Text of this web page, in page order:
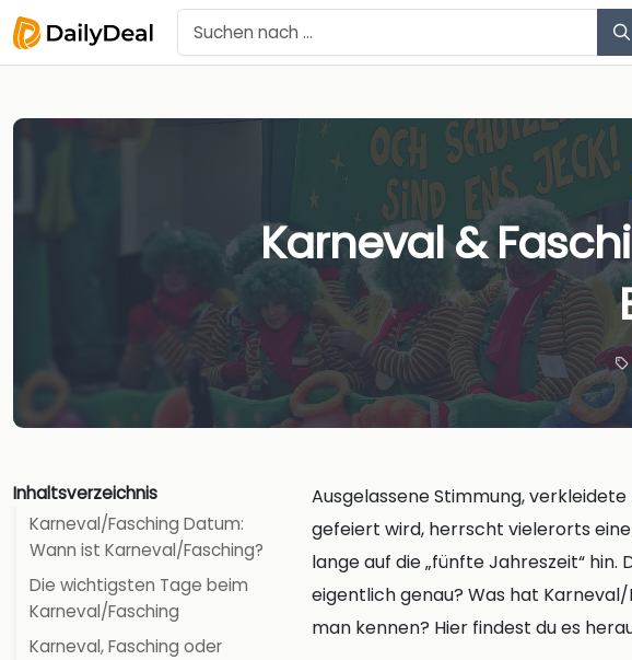
Karneval &
Inhaltsverzeichnis
Karneval/Fasching Datum:
Wann ist Karneval/Fasching?
Die wichtigsten Tage beim
Karneval/Fasching
Karneval, Fasching oder
Ausgelassene Stimmung,
gefeiert wird, herrscht vielerorts
lange auf die „fünfte Jahreszeit“ hin.
eigentlich genau? Was hat
man kennen? Hier findest du es